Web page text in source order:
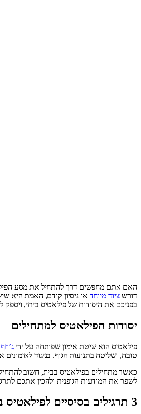
האם אתם מחפשים דרך להתחיל את מסע
דורש ציוד מיוחד או ניסיון קודם, האמת היא
בפניכם את היסודות של פילאטיס ביתי,
יסודות הפילאטיס למתחילים
פילאטיס הוא שיטת אימון שפותחה על ידי
טובה, ושליטה בתנועות הגוף. בניגוד
כאשר מתחילים בפילאטיס בבית, חשוב
לשפר את המודעות הגופנית ולהכין אתכם
3 תרגילים בסיסיים לפילאטיס ביתי